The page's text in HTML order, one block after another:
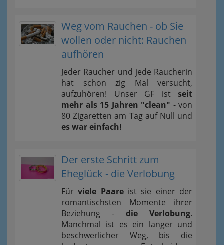
Weg vom Rauchen - ob Sie
wollen oder nicht: Rauchen
aufhören
Jeder Raucher und jede Raucherin
hat schon zig Mal versucht,
aufzuhören! Unser GF ist seit
mehr als 15 Jahren "clean" - von
80 Zigaretten am Tag auf Null und
es war einfach!
Der erste Schritt zum
Eheglück - die Verlobung
Fürviele Paareist sie einer der
romantischsten Momente ihrer
Beziehung - die Verlobung.
Manchmal ist es ein langer und
beschwerlicher Weg, bis die